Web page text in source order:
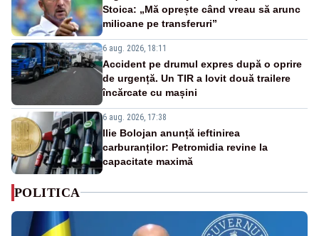
Stoica: „Mă oprește când vreau să arunc
milioane pe transferuri”
6 aug. 2026, 18:11
Accident pe drumul expres după o oprire
de urgență. Un TIR a lovit două trailere
încărcate cu mașini
6 aug. 2026, 17:38
Ilie Bolojan anunță ieftinirea
carburanților: Petromidia revine la
capacitate maximă
POLITICA